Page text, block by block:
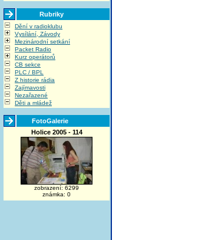
Rubriky
Dění v radioklubu
Vysílání, Závody
Mezinárodní setkání
Packet Radio
Kurz operátorů
CB sekce
PLC / BPL
Z historie rádia
Zajímavosti
Nezařazené
Děti a mládež
FotoGalerie
Holice 2005 - 114
zobrazení: 6299
známka: 0